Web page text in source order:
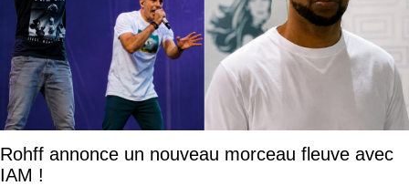
Rohff annonce un nouveau morceau fleuve avec
IAM !